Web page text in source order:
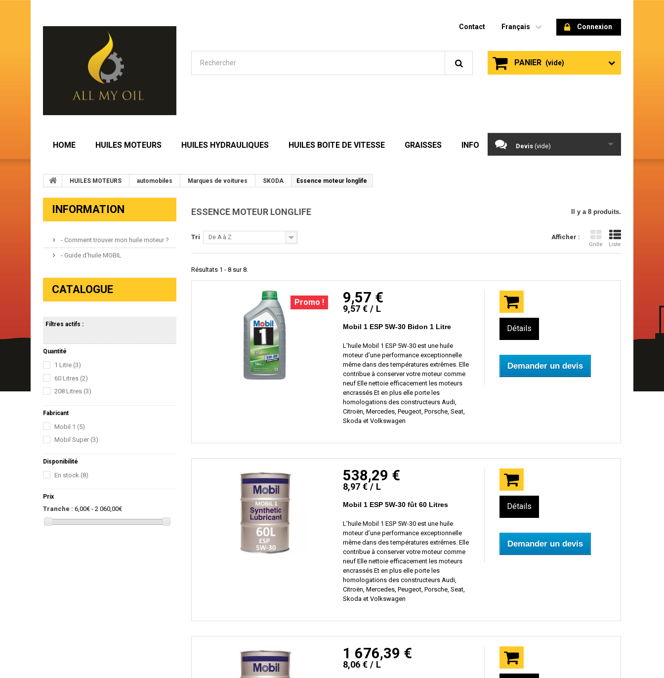
Connexion
Français
Contact
PANIER (vide)
HOME HUILES MOTEURS HUILES HYDRAULIQUES HUILES BOITE DE VITESSE GRAISSES INFO Devis (vide)
HUILES MOTEURS automobiles Marques de voitures SKODA Essence moteur longlife
INFORMATION
- Comment trouver mon huile moteur ?
- Guide d'huile MOBIL
CATALOGUE
Filtres actifs :
Quantité
1 Litre (3)
60 Litres (2)
208 Litres (3)
Fabricant
Mobil 1 (5)
Mobil Super (3)
Disponibilité
En stock (8)
Prix
Tranche : 6,00€ - 2 060,00€
ESSENCE MOTEUR LONGLIFE Il y a 8 produits.
Afficher :
Grille Liste
Tri De A à Z
Résultats 1 - 8 sur 8.
Promo ! 9,57 €
9,57 € / L
Mobil 1 ESP 5W-30 Bidon 1 Litre
L’huile Mobil 1 ESP 5W-30 est une huile
moteur d’une performance exceptionnelle
même dans des températures extrêmes. Elle
contribue à conserver votre moteur comme
neuf Elle nettoie efficacement les moteurs
encrassés Et en plus elle porte les
homologations des constructeurs Audi,
Citroën, Mercedes, Peugeot, Porsche, Seat,
Skoda et Volkswagen
Détails
Demander un devis
538,29 €
8,97 € / L
Mobil 1 ESP 5W-30 fût 60 Litres
L’huile Mobil 1 ESP 5W-30 est une huile
moteur d’une performance exceptionnelle
même dans des températures extrêmes. Elle
contribue à conserver votre moteur comme
neuf Elle nettoie efficacement les moteurs
encrassés Et en plus elle porte les
homologations des constructeurs Audi,
Citroën, Mercedes, Peugeot, Porsche, Seat,
Skoda et Volkswagen
Détails
Demander un devis
1 676,39 €
8,06 € / L